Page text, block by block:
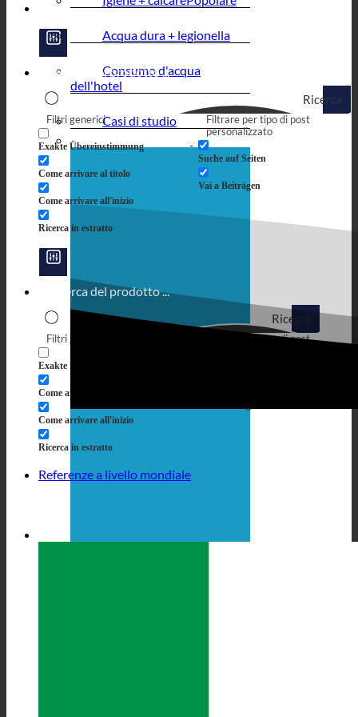
Ricerca
Filtri generici
Exakte Übereinstimmung
Come arrivare al titolo
Come arrivare all'inizio
Ricerca in estratto
Filtrare per tipo di post
personalizzato
Suche auf Seiten
Vai a Beiträgen
Ricerca
Filtri generici
Exakte Übereinstimmung
Come arrivare al titolo
Come arrivare all'inizio
Ricerca in estratto
Filtrare per tipo di post
Referenze a livello mondiale
Acqua dura + legionella
Consumo d'acqua
dell'hotel
Casi di studio